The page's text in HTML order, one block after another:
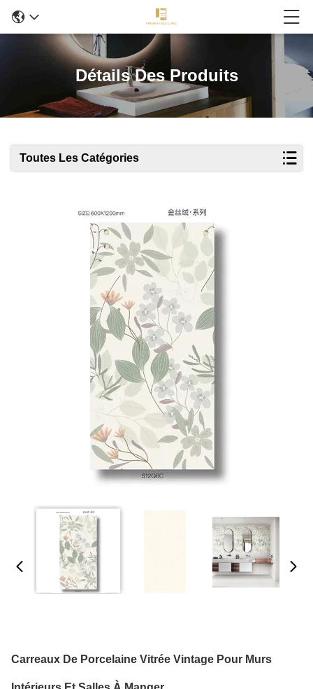
Détails Des Produits
Toutes Les Catégories
Carreaux De Porcelaine Vitrée Vintage Pour Murs